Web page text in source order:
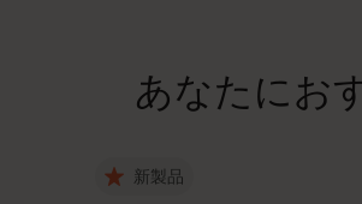
あなたにお
新製品